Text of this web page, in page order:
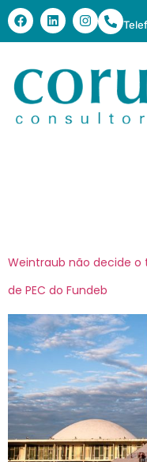
Weintraub não decide o
de PEC do Fundeb